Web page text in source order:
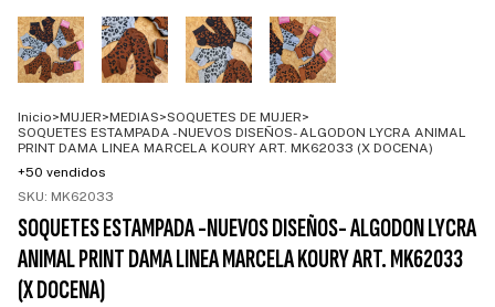
Inicio>MUJER>MEDIAS>SOQUETES DE MUJER>
SOQUETES ESTAMPADA -NUEVOS DISEÑOS- ALGODON LYCRA ANIMAL
PRINT DAMA LINEA MARCELA KOURY ART. MK62033 (X DOCENA)
+50 vendidos
SKU: MK62033
SOQUETES ESTAMPADA -NUEVOS DISEÑOS- ALGODON LYCRA
ANIMAL PRINT DAMA LINEA MARCELA KOURY ART. MK62033
(X DOCENA)